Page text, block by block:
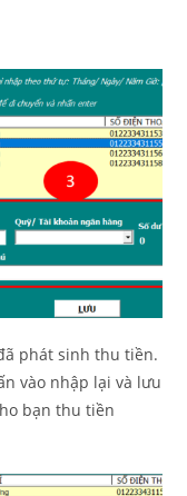
phát sinh thu tiền.
vào nhập lại và lưu
bạn thu tiền